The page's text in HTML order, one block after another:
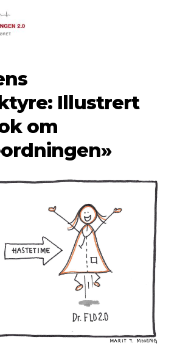
Illustrert
om